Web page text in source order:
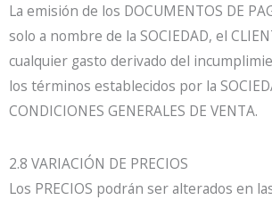
La emisión de los DOCUMENTOS DE
solo a nombre de la SOCIEDAD, el
cualquier gasto derivado del
los términos establecidos por la
CONDICIONES GENERALES DE VENTA.
2.8 VARIACIÓN DE PRECIOS
Los PRECIOS podrán ser alterados en